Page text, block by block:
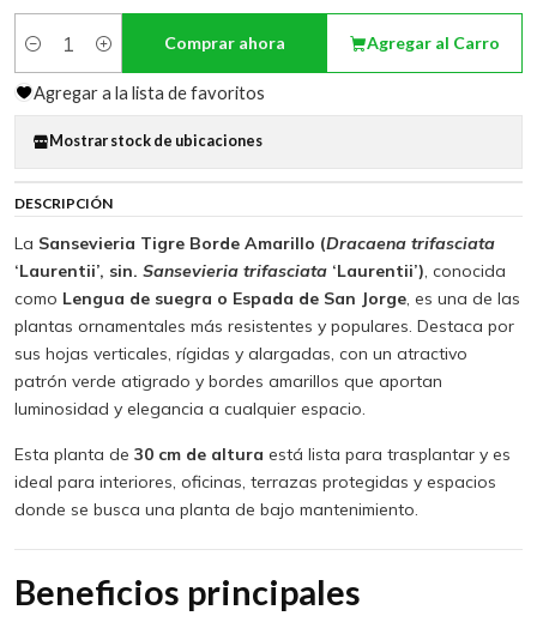
Cantidad
Agregar al Carro
Comprar ahora
Agregar a la lista de favoritos
Mostrar stock de ubicaciones
DESCRIPCIÓN
La Sansevieria Tigre Borde Amarillo (Dracaena trifasciata
‘Laurentii’, sin. Sansevieria trifasciata‘Laurentii’) , conocida
como Lengua de suegra o Espada de San Jorge, es una de las
plantas ornamentales más resistentes y populares. Destaca por
sus hojas verticales, rígidas y alargadas, con un atractivo
patrón verde atigrado y bordes amarillos que aportan
luminosidad y elegancia a cualquier espacio.
Esta planta de 30 cm de altura está lista para trasplantar y es
ideal para interiores, oficinas, terrazas protegidas y espacios
donde se busca una planta de bajo mantenimiento.
Beneficios principales